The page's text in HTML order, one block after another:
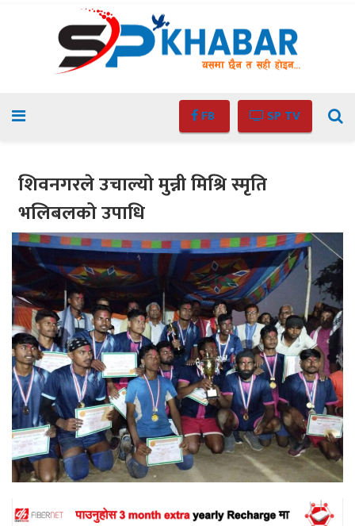
FB SP TV
शिवनगरले उचाल्यो मुन्नी मिश्रि स्मृति
भलिबलको उपाधि